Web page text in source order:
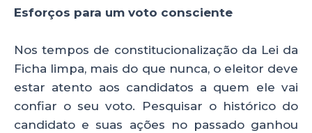
Esforços para um voto consciente
Nos tempos de constitucionalização da Lei da
Ficha limpa, mais do que nunca, o eleitor deve
estar atento aos candidatos a quem ele vai
confiar o seu voto. Pesquisar o histórico do
candidato e suas ações no passado ganhou